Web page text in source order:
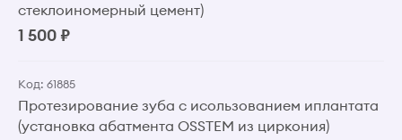
стеклоиномерный цемент)
1 500 ₽
Код: 61885
Протезирование зуба с исользованием иплантата
(установка абатмента OSSTEM из циркония)